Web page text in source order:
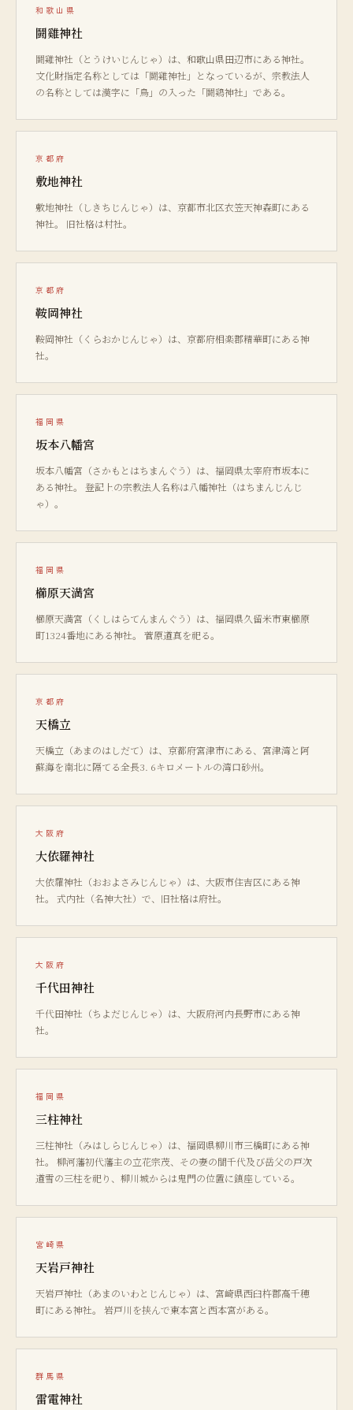
和歌山県
鬪雞神社
鬪雞神社（とうけいじんじゃ）は、和歌山県田辺市にある神社。
文化財指定名称としては「鬪雞神社」となっているが、宗教法人
の名称としては漢字に「鳥」の入った「鬪鷄神社」である。
京都府
敷地神社
敷地神社（しきちじんじゃ）は、京都市北区衣笠天神森町にある
神社。 旧社格は村社。
京都府
鞍岡神社
鞍岡神社（くらおかじんじゃ）は、京都府相楽郡精華町にある神
社。
福岡県
坂本八幡宮
坂本八幡宮（さかもとはちまんぐう）は、福岡県太宰府市坂本に
ある神社。 登記上の宗教法人名称は八幡神社（はちまんじんじ
ゃ）。
福岡県
櫛原天満宮
櫛原天満宮（くしはらてんまんぐう）は、福岡県久留米市東櫛原
町1324番地にある神社。 菅原道真を祀る。
京都府
天橋立
天橋立（あまのはしだて）は、京都府宮津市にある、宮津湾と阿
蘇海を南北に隔てる全長3. 6キロメートルの湾口砂州。
大阪府
大依羅神社
大依羅神社（おおよさみじんじゃ）は、大阪市住吉区にある神
社。 式内社（名神大社）で、旧社格は府社。
大阪府
千代田神社
千代田神社（ちよだじんじゃ）は、大阪府河内長野市にある神
社。
福岡県
三柱神社
三柱神社（みはしらじんじゃ）は、福岡県柳川市三橋町にある神
社。 柳河藩初代藩主の立花宗茂、その妻の誾千代及び岳父の戸次
道雪の三柱を祀り、柳川城からは鬼門の位置に鎮座している。
宮崎県
天岩戸神社
天岩戸神社（あまのいわとじんじゃ）は、宮崎県西臼杵郡高千穂
町にある神社。 岩戸川を挟んで東本宮と西本宮がある。
群馬県
雷電神社